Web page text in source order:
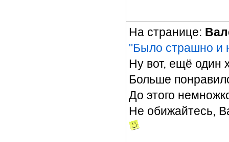
На странице:
"Было страшно и
Ну вот, ещё один
Больше
До этого
Не обижайтесь,